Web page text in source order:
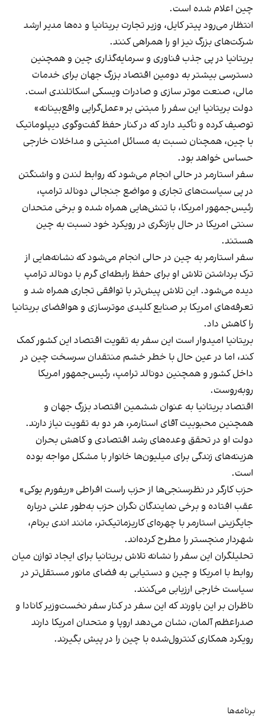
چین اعلام شده است.
انتظار می‌رود پیتر کایل، وزیر تجارت بریتانیا و ده‌ها مدیر ارشد
شرکت‌های بزرگ نیز او را همراهی کنند.
بریتانیا در پی جذب فناوری و سرمایه‌گذاری چین و همچنین
دسترسی بیشتر به دومین اقتصاد بزرگ جهان برای خدمات
مالی، صنعت موتر سازی و صادرات ویسکی اسکاتلندی است.
دولت بریتانیا این سفر را مبتنی بر «عمل‌گرایی واقع‌بینانه»
توصیف کرده و تأکید دارد که در کنار حفظ گفت‌وگوی دیپلوماتیک
با چین، همچنان نسبت به مسائل امنیتی و مداخلات خارجی
حساس خواهد بود.
سفر استارمر در حالی انجام می‌شود که روابط لندن و واشنگتن
در پی سیاست‌های تجاری و مواضع جنجالی دونالد ترامپ،
رئیس‌جمهور امریکا، با تنش‌هایی همراه شده و برخی متحدان
سنتی امریکا در حال بازنگری در رویکرد خود نسبت به چین
هستند.
سفر استارمر به چین در حالی انجام می‌شود که نشانه‌هایی از
ترک برداشتن تلاش او برای حفظ رابطه‌ای گرم با دونالد ترامپ
دیده می‌شود. این تلاش پیش‌تر با توافقی تجاری همراه شد و
تعرفه‌های امریکا بر صنایع کلیدی موترسازی و هوافضای بریتانیا
را کاهش داد.
بریتانیا امیدوار است این سفر به تقویت اقتصاد این کشور کمک
کند، اما در عین حال با خطر خشم منتقدان سرسخت چین در
داخل کشور و همچنین دونالد ترامپ، رئیس‌جمهور امریکا
روبه‌روست.
اقتصاد بریتانیا به عنوان ششمین اقتصاد بزرگ جهان و
همچنین محبوبیت آقای استارمر، هر دو به تقویت نیاز دارند.
دولت او در تحقق وعده‌های رشد اقتصادی و کاهش بحران
هزینه‌های زندگی برای میلیون‌ها خانوار با مشکل مواجه بوده
است.
حزب کارگر در نظرسنجی‌ها از حزب راست افراطی «ریفورم یوکی»
عقب افتاده و برخی نمایندگان نگران حزب به‌طور علنی درباره
جایگزینی استارمر با چهره‌ای کاریزماتیک‌تر، مانند اندی برنام،
شهردار منچستر را مطرح کرده‌اند.
تحلیلگران این سفر را نشانه تلاش بریتانیا برای ایجاد توازن میان
روابط با امریکا و چین و دستیابی به فضای مانور مستقل‌تر در
سیاست خارجی ارزیابی می‌کنند.
ناظران بر این باورند که این سفر در کنار سفر نخست‌وزیر کانادا و
صدراعظم آلمان، نشان می‌دهد اروپا و متحدان امریکا دارند
رویکرد همکاری کنترول‌شده با چین را در پیش بگیرند.
برنامه‌ها